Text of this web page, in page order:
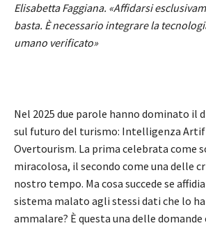
Elisabetta Faggiana. «Affidarsi
basta. È necessario integrare la
umano verificato»
Nel 2025 due parole hanno dominato
sul futuro del turismo: Intelligenza
Overtourism. La prima celebrata come
miracolosa, il secondo come una delle
nostro tempo. Ma cosa succede se
sistema malato agli stessi dati che lo
ammalare? È questa una delle domande